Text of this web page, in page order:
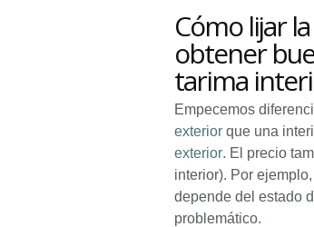
Cómo lijar
obtener
tarima
Empecemos
exterior que una
exterior. El precio
interior). Por
depende del estado
problemático.